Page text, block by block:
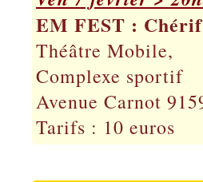
EM FEST :
Théâtre Mobile,
Complexe sportif
Avenue Carnot
Tarifs : 10 euros